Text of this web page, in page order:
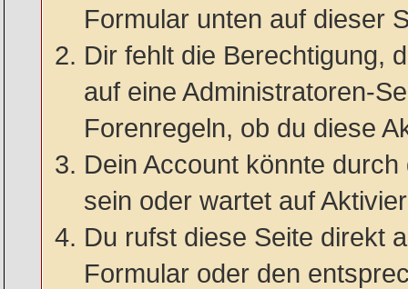
Formular unten auf dieser
Dir fehlt die Berechtigung,
auf eine Administratoren-
Forenregeln, ob du diese
Dein Account könnte
sein oder wartet auf
Du rufst diese Seite direkt
Formular oder den